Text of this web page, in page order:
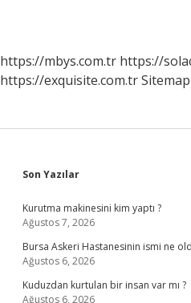
https://mbys.com.tr https://
https://exquisite.com.trSitemap
Sidebar
Son Yazılar
Kurutma makinesini kim yaptı ?
Ağustos 7, 2026
Bursa Askeri Hastanesinin ismi ne
Ağustos 6, 2026
Kuduzdan kurtulan bir insan var mı ?
Ağustos 6, 2026